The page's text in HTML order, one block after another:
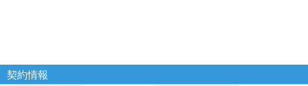
契約情報